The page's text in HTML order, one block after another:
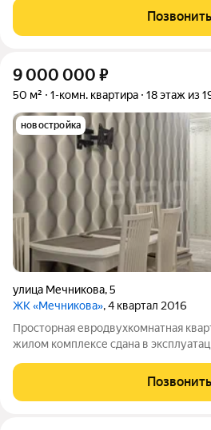
квартира полностью готова к
качественный ремонт. Мебель и
Позвонить
9 000 000 ₽
50 м² 1-комн. квартира 18 этаж из
новостройка
улица Мечникова,5
ЖК «Мечникова», 4 квартал 2016
Просторная евродвухкомнатная
жилом комплексе сдана в
благоустроенным двором, детскими
площадками. Квартира выполнена по
Позвонить